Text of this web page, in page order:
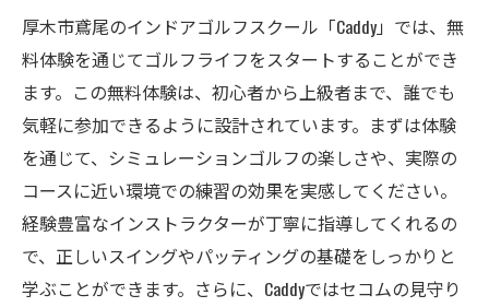
厚木市鳶尾のインドアゴルフスクール「Caddy」では、無
料体験を通じてゴルフライフをスタートすることができ
ます。この無料体験は、初心者から上級者まで、誰でも
気軽に参加できるように設計されています。まずは体験
を通じて、シミュレーションゴルフの楽しさや、実際の
コースに近い環境での練習の効果を実感してください。
経験豊富なインストラクターが丁寧に指導してくれるの
で、正しいスイングやパッティングの基礎をしっかりと
学ぶことができます。さらに、Caddyではセコムの見守り